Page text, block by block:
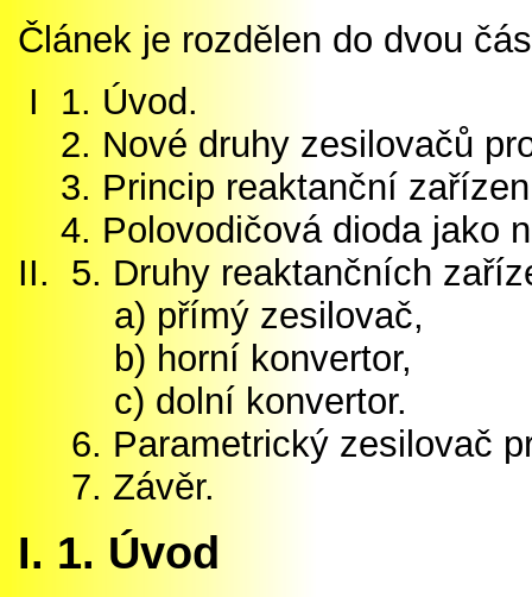
Článek je rozdělen do dvou
I 1. Úvod.
2. Nové druhy zesilovačů
3. Princip reaktanční
4. Polovodičová dioda jako
II. 5. Druhy reaktančních
a) přímý zesilovač,
b) horní konvertor,
c) dolní konvertor.
6. Parametrický zesilovač
7. Závěr.
I. 1. Úvod